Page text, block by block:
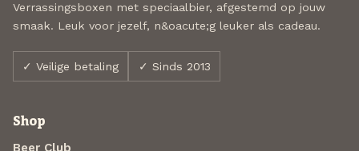
Verrassingsboxen met speciaalbier, afgestemd op jouw
smaak. Leuk voor jezelf, n&oacute;g leuker als cadeau.
✓ Veilige betaling ✓ Sinds 2013
Shop
Beer Club